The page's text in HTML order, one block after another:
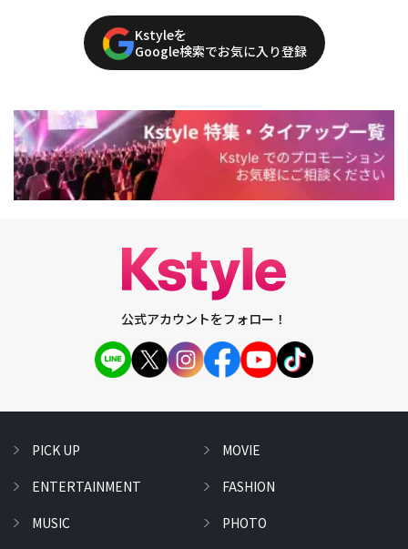
Kstyleを
Google検索でお気に入り登録
公式アカウントをフォロー！
PICK UP
ENTERTAINMENT
MUSIC
MOVIE
FASHION
PHOTO